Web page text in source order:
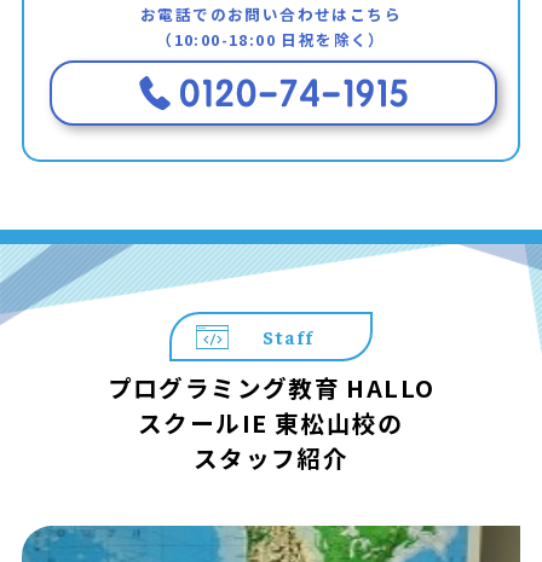
お電話でのお問い合わせはこちら
（10:00-18:00 日祝を除く）
Staff
プログラミング教育 HALLO
スクールIE 東松山校の
スタッフ紹介